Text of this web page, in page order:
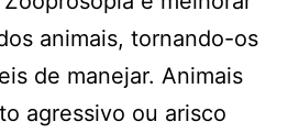
animais, tornando-os
de manejar. Animais
agressivo ou arisco